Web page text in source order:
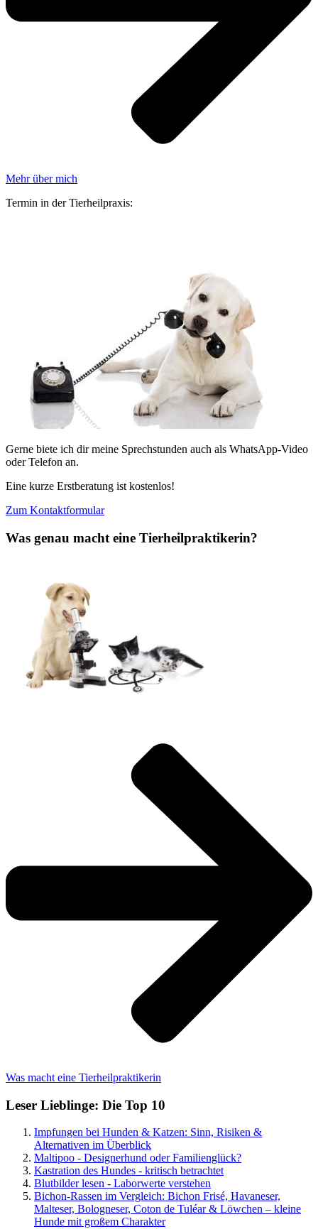
Mehr über mich
Termin in der Tierheilpraxis:
Gerne biete ich dir meine Sprechstunden auch als WhatsApp-Video
oder Telefon an.
Eine kurze Erstberatung ist kostenlos!
Zum Kontaktformular
Was genau macht eine Tierheilpraktikerin?
Was macht eine Tierheilpraktikerin
Leser Lieblinge: Die Top 10
Impfungen bei Hunden & Katzen: Sinn, Risiken &
Alternativen im Überblick
Maltipoo - Designerhund oder Familienglück?
Kastration des Hundes - kritisch betrachtet
Blutbilder lesen - Laborwerte verstehen
Bichon-Rassen im Vergleich: Bichon Frisé, Havaneser,
Malteser, Bologneser, Coton de Tuléar & Löwchen – kleine
Hunde mit großem Charakter